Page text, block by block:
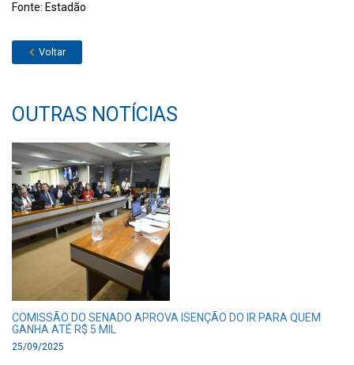
Fonte: Estadão
Voltar
OUTRAS NOTÍCIAS
COMISSÃO DO SENADO APROVA ISENÇÃO DO IR PARA QUEM
GANHA ATÉ R$ 5 MIL
25/09/2025